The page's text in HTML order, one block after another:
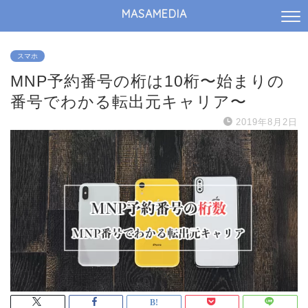
MASAMEDIA
スマホ
MNP予約番号の桁は10桁〜始まりの
番号でわかる転出元キャリア〜
2019年8月2日